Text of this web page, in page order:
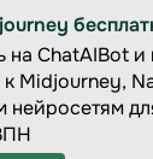
на ChatAIBot и
Midjourney,
нейросетям